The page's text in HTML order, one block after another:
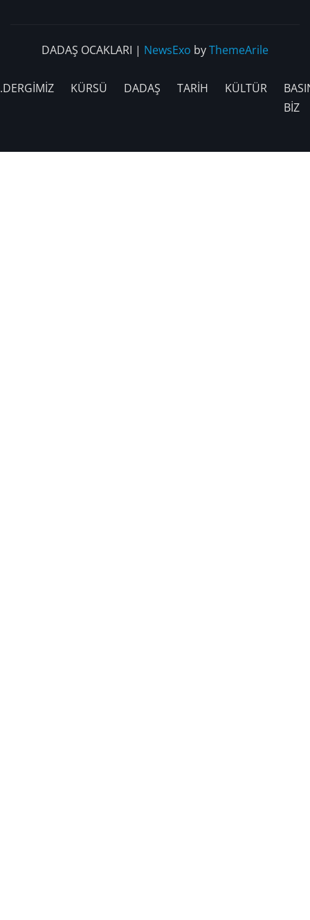
DADAŞ OCAKLARI | NewsExo byThemeArile
KÜRSÜ DADAŞ TARİH KÜLTÜR
BİZ